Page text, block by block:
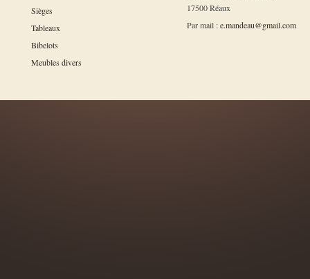
Sièges
Tableaux
Bibelots
Meubles divers
17500 Réaux
Par mail :e.mandeau@gmail.com